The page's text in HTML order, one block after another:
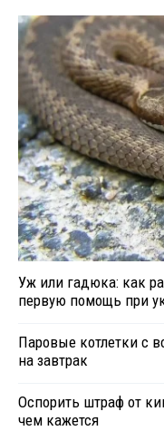
Уж или гадюка: как
первую помощь при
Паровые котлетки с
на завтрак
Оспорить штраф от
чем кажется